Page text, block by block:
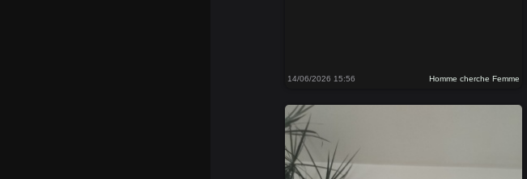
14/06/2026 15:56 Homme cherche Femme